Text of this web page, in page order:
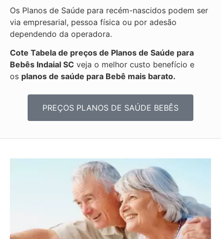
Os Planos de Saúde para recém-nascidos podem ser
via empresarial, pessoa física ou por adesão
dependendo da operadora.
Cote Tabela de preços de Planos de Saúde para
Bebês Indaial SC veja o melhor custo benefício e
os planos de saúde para Bebê mais barato.
PREÇOS PLANOS DE SAÚDE BEBÊS